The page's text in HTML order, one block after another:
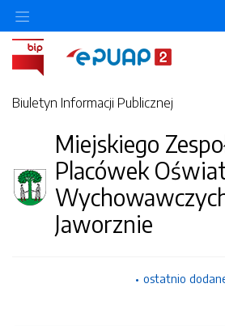
Biuletyn Informacji Publicznej
Miejskiego
Placówek
Jaworznie
ostatnio